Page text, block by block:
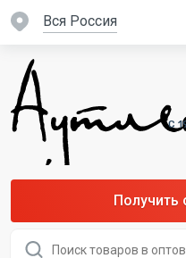
вся Россия
C
Получить
товаров